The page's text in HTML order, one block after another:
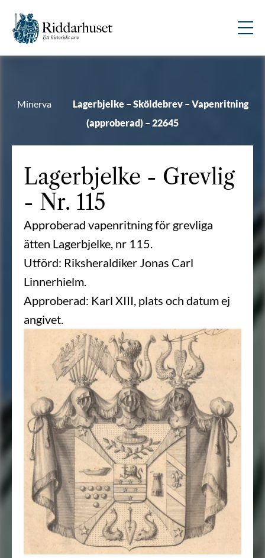
Minerva
Lagerbjelke – Sköldebrev – Vapenritning
(approberad) – 22645
Lagerbjelke - Grevlig
- Nr. 115
Approberad vapenritning för grevliga
ätten Lagerbjelke, nr 115.
Utförd: Riksheraldiker Jonas Carl
Linnerhielm.
Approberad: Karl XIII, plats och datum ej
angivet.